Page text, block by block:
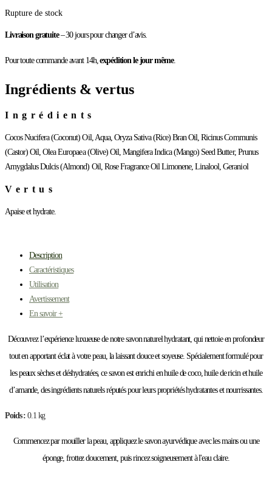
Rupture de stock
Livraison gratuite– 30 jours pour changer d’avis.
Pour toute commande avant 14h,expédition le jour même.
Ingrédients & vertus
Ingrédients
Cocos Nucifera (Coconut) Oil, Aqua, Oryza Sativa (Rice) Bran Oil, Ricinus Communis
(Castor) Oil, Olea Europaea (Olive) Oil, Mangifera Indica (Mango) Seed Butter, Prunus
Amygdalus Dulcis (Almond) Oil, Rose Fragrance Oil Limonene, Linalool, Geraniol
Vertus
Apaise et hydrate.
Description
Caractéristiques
Utilisation
Avertissement
En savoir +
Découvrez l’expérience luxueuse de notre savon naturel hydratant, qui nettoie en profondeur
tout en apportant éclat à votre peau, la laissant douce et soyeuse. Spécialement formulé pour
les peaux sèches et déshydratées, ce savon est enrichi en huile de coco, huile de ricin et huile
d’amande, des ingrédients naturels réputés pour leurs propriétés hydratantes et nourrissantes.
Poids :0.1 kg
Commencez par mouiller la peau, appliquez le savon ayurvédique avec les mains ou une
éponge, frottez doucement, puis rincez soigneusement à l'eau claire.